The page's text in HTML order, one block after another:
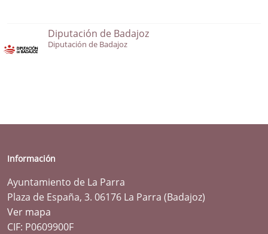
Diputación de Badajoz
Diputación de Badajoz
Información
Ayuntamiento de La Parra
Plaza de España, 3. 06176 La Parra (Badajoz)
Ver mapa
CIF: P0609900F